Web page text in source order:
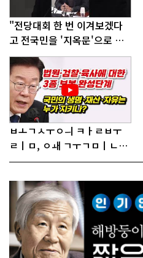
"전당대회 한 번 이겨보겠다
고 전국민을 '지옥문'으로 밀
어!"
ㅂㅗㄱㅅㅜㅇㅢ ㅋㅏㄹㅂㅜ
ㄹㅣㅁ, ㅇㅙ ㄱㅜㄱㅁㅣㄴㄷ
ㅡㄹㅇㅣ ㄷㅏㅇㅎㅐㅇㅑ ㅎ